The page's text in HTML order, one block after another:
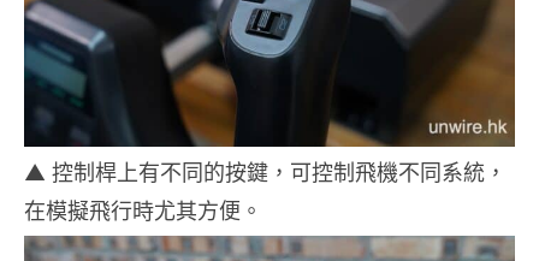
▲ 控制桿上有不同的按鍵，可控制飛機不同系統，
在模擬飛行時尤其方便。